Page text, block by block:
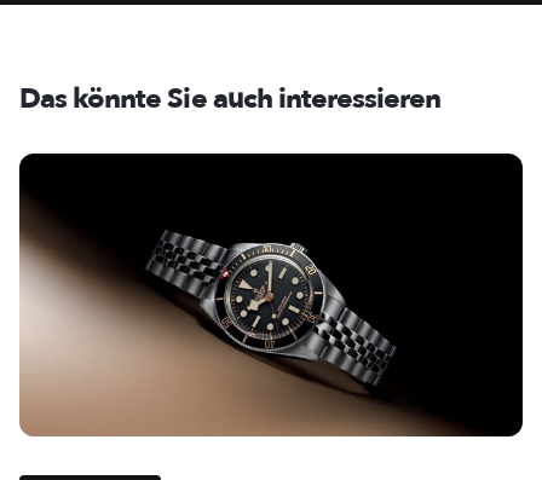
Das könnte Sie auch interessieren